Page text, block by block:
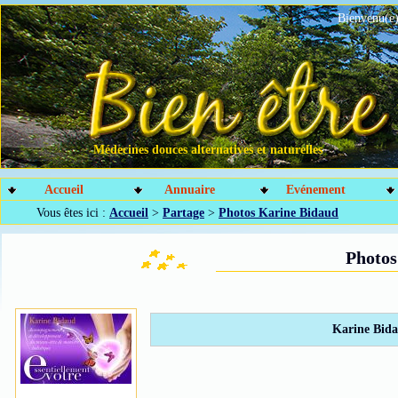
Médecines douces alternatives et naturelles
Accueil Annuaire
Evénement
Vous êtes ici : Accueil > Partage > Photos Karine Bidaud
Karine